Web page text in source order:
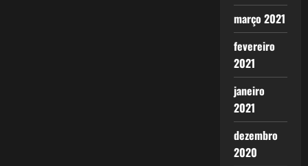
março 2021
fevereiro
2021
janeiro
2021
dezembro
2020